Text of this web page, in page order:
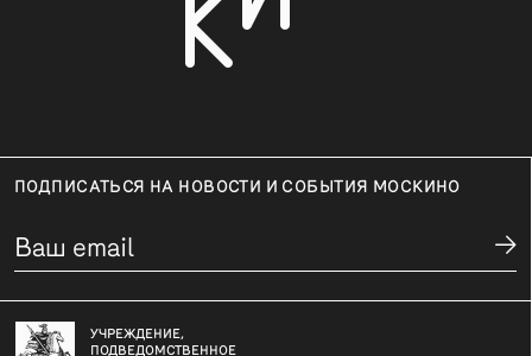
ПОДПИСАТЬСЯ НА НОВОСТИ И СОБЫТИЯ МОСКИНО
УЧРЕЖДЕНИЕ,
ПОДВЕДОМСТВЕННОЕ